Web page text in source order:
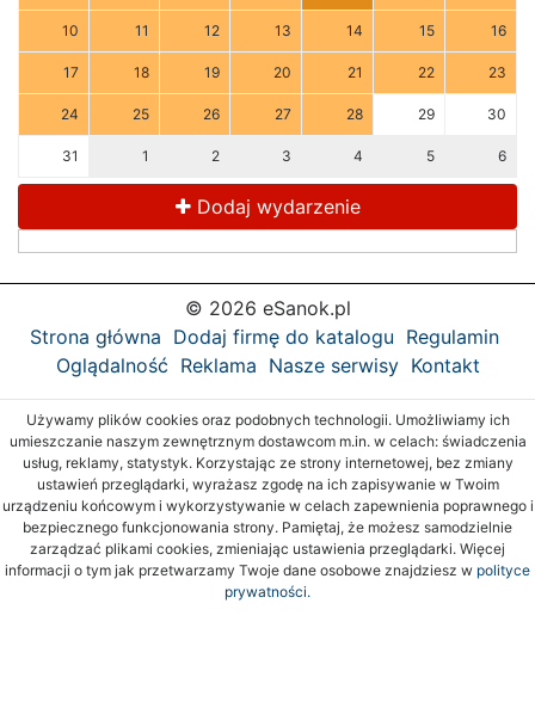
10 11 12 13 14 15 16
17 18 19 20 21 22 23
24 25 26 27 28 29 30
31 1 2 3 4 5 6
Dodaj wydarzenie
© 2026 eSanok.pl
Strona główna Dodaj firmę do katalogu Regulamin
Oglądalność Reklama Nasze serwisy Kontakt
Używamy plików cookies oraz podobnych technologii. Umożliwiamy ich
umieszczanie naszym zewnętrznym dostawcom m.in. w celach: świadczenia
usług, reklamy, statystyk. Korzystając ze strony internetowej, bez zmiany
ustawień przeglądarki, wyrażasz zgodę na ich zapisywanie w Twoim
urządzeniu końcowym i wykorzystywanie w celach zapewnienia poprawnego i
bezpiecznego funkcjonowania strony. Pamiętaj, że możesz samodzielnie
zarządzać plikami cookies, zmieniając ustawienia przeglądarki. Więcej
informacji o tym jak przetwarzamy Twoje dane osobowe znajdziesz w polityce
prywatności.